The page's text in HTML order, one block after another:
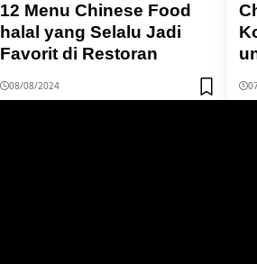
12 Menu Chinese Food
halal yang Selalu Jadi
Favorit di Restoran
08/08/2024